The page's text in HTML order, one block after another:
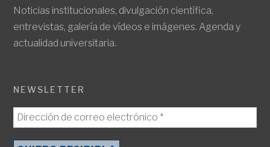
Noticias institucionales, divulgación científica,
entrevistas, galería de vídeos e imágenes. Agenda y
actualidad universitaria.
NEWSLETTER